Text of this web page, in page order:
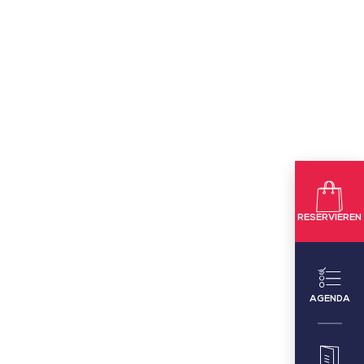
RESERVIEREN
AGENDA